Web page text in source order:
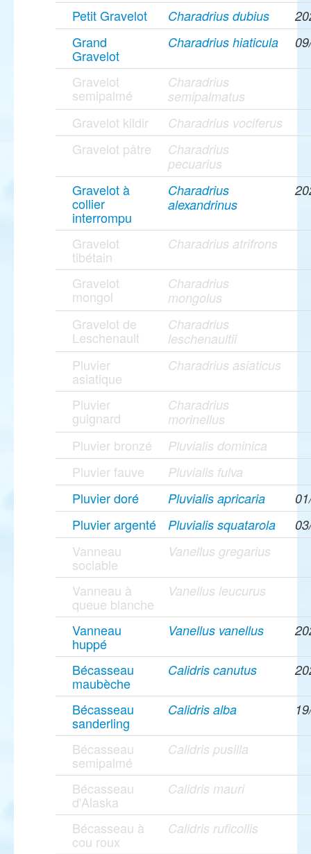
Petit Gravelot Charadrius dubius
Grand
Gravelot
Charadrius hiaticula
Gravelot
semipalmé
Charadrius
semipalmatus
Gravelot kildir Charadrius vociferus
Gravelot pâtre
Charadrius
pecuarius
Gravelot à
collier
interrompu
Charadrius
alexandrinus
Gravelot
tibétain
Charadrius atrifrons
Gravelot
mongol
Charadrius
mongolus
Gravelot de
Leschenault
Charadrius
leschenaultii
Pluvier
asiatique
Charadrius asiaticus
Pluvier
guignard
Charadrius
morinellus
Pluvier bronzé Pluvialis dominica
Pluvier fauve Pluvialis fulva
Pluvier doré Pluvialis apricaria
Pluvier argenté Pluvialis squatarola
Vanneau
sociable
Vanellus gregarius
Vanneau à
queue blanche
Vanellus leucurus
Vanneau
huppé
Vanellus vanellus
Bécasseau
maubèche
Calidris canutus
Bécasseau
sanderling
Calidris alba
Bécasseau
semipalmé
Calidris pusilla
Bécasseau
d'Alaska
Calidris mauri
Bécasseau à
cou roux
Calidris ruficollis